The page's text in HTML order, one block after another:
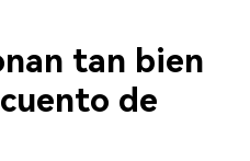
tan bien
de